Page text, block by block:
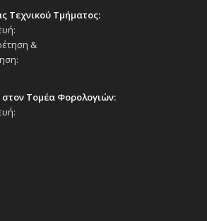
Τεχνικού Τμήματος:
&
στον Τομέα Φορολογιών: